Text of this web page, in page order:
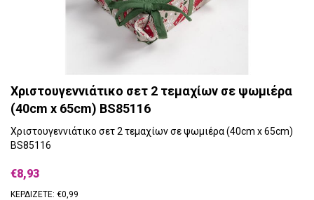
Χριστουγεννιάτικο σετ 2 τεμαχίων σε ψωμιέρα
(40cm x 65cm) BS85116
Χριστουγεννιάτικο σετ 2 τεμαχίων σε ψωμιέρα (40cm x 65cm)
BS85116
€8,93
ΚΕΡΔΙΖΕΤΕ: €0,99